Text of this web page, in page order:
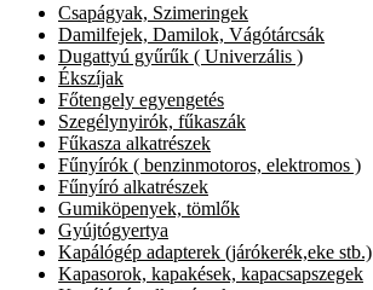
Csapágyak, Szimeringek
Damilfejek, Damilok, Vágótárcsák
Dugattyú gyűrűk ( Univerzális )
Ékszíjak
Főtengely egyengetés
Szegélynyirók, fűkaszák
Fűkasza alkatrészek
Fűnyírók ( benzinmotoros, elektromos )
Fűnyíró alkatrészek
Gumiköpenyek, tömlők
Gyújtógyertya
Kapálógép adapterek (járókerék,eke stb.)
Kapasorok, kapakések, kapacsapszegek